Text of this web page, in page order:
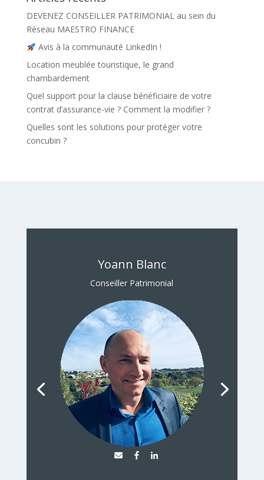
DEVENEZ CONSEILLER PATRIMONIAL au sein du
Réseau MAESTRO FINANCE
Avis à la communauté LinkedIn !
Location meublée touristique, le grand
chambardement
Quel support pour la clause bénéficiaire de votre
contrat d’assurance-vie ? Comment la modifier ?
Quelles sont les solutions pour protéger votre
concubin ?
Yoann Blanc
Conseiller Patrimonial